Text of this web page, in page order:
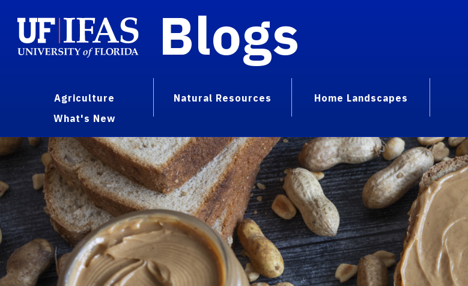
Blogs
Agriculture Natural Resources Home Landscapes
What's New